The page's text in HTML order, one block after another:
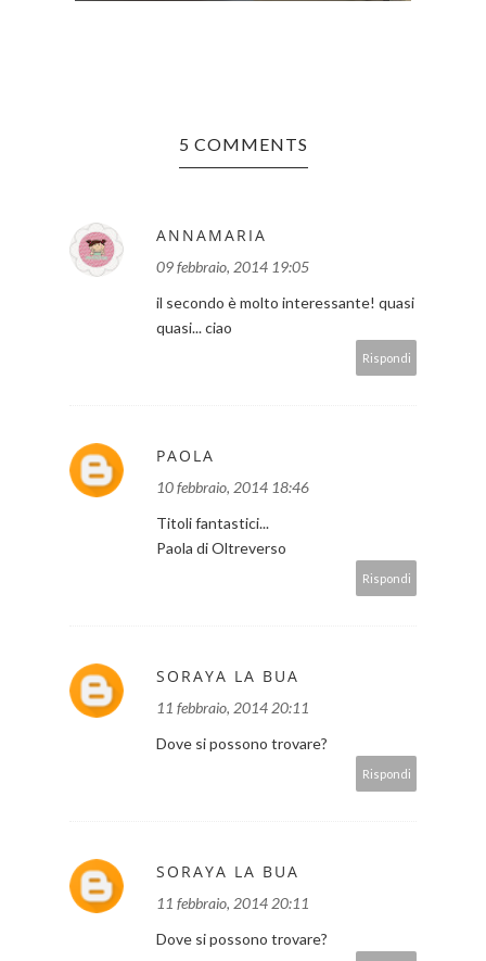
5 COMMENTS
ANNAMARIA
09 febbraio, 2014 19:05
il secondo è molto interessante! quasi
quasi... ciao
Rispondi
PAOLA
10 febbraio, 2014 18:46
Titoli fantastici...
Paola di Oltreverso
Rispondi
SORAYA LA BUA
11 febbraio, 2014 20:11
Dove si possono trovare?
Rispondi
SORAYA LA BUA
11 febbraio, 2014 20:11
Dove si possono trovare?